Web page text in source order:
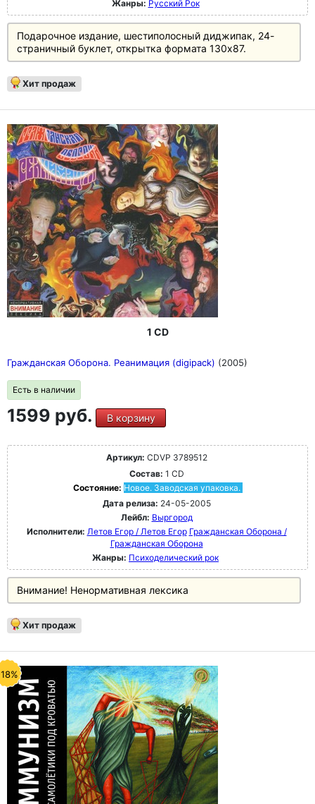
Жанры: Русский Рок
Подарочное издание, шестиполосный диджипак, 24-
страничный буклет, открытка формата 130х87.
Хит продаж
1 CD
Гражданская Оборона. Реанимация (digipack) (2005)
Есть в наличии
1599 руб. В корзину
Артикул: CDVP 3789512
Состав: 1 CD
Состояние: Новое. Заводская упаковка.
Дата релиза: 24-05-2005
Лейбл: Выргород
Исполнители: Летов Егор / Летов Егор Гражданская Оборона /
Гражданская Оборона
Жанры: Психоделический рок
Внимание! Ненормативная лексика
Хит продаж